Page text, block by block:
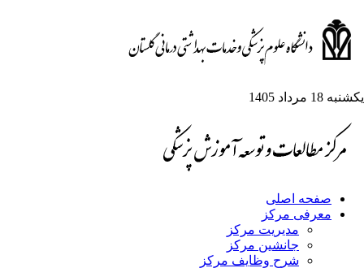
18 مرداد 1405
صفحه اصلی
معرفی مرکز
مدیریت مرکز
جانشین مرکز
شرح وظایف مرکز